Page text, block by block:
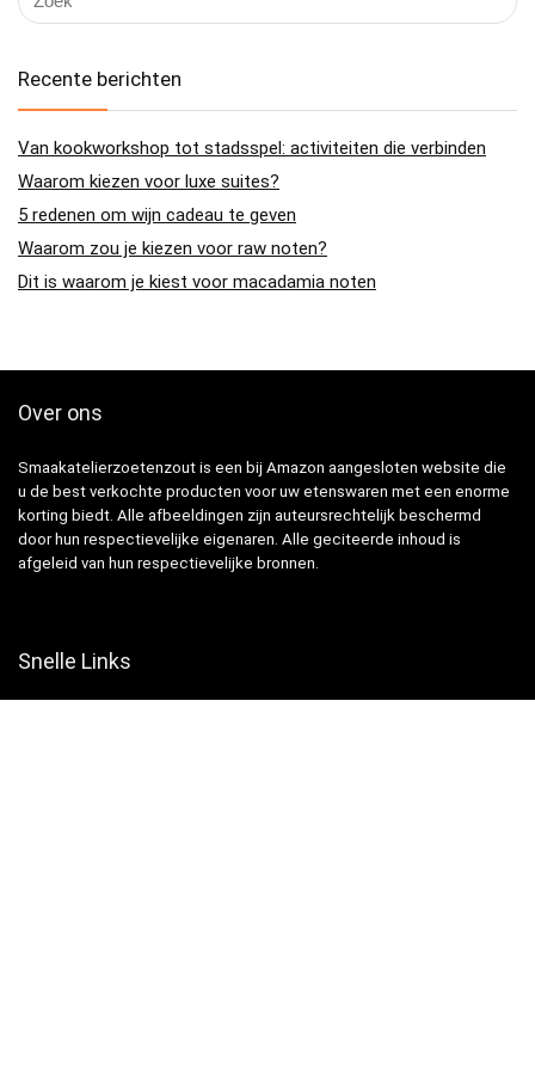
Recente berichten
Van kookworkshop tot stadsspel: activiteiten die verbinden
Waarom kiezen voor luxe suites?
5 redenen om wijn cadeau te geven
Waarom zou je kiezen voor raw noten?
Dit is waarom je kiest voor macadamia noten
Over ons
Smaakatelierzoetenzout is een bij Amazon aangesloten website die
u de best verkochte producten voor uw etenswaren met een enorme
korting biedt. Alle afbeeldingen zijn auteursrechtelijk beschermd
door hun respectievelijke eigenaren. Alle geciteerde inhoud is
afgeleid van hun respectievelijke bronnen.
Snelle Links